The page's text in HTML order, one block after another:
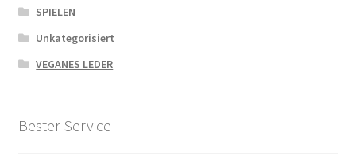
SPIELEN
Unkategorisiert
VEGANES LEDER
Bester Service